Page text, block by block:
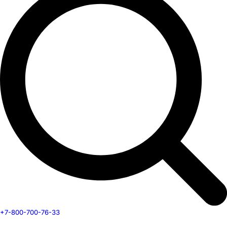
+7-800-700-76-33